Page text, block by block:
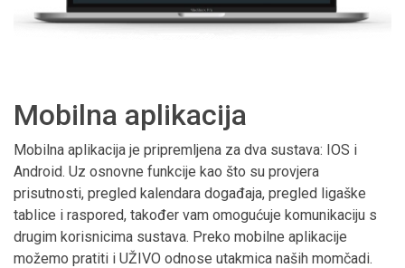
Mobilna aplikacija
Mobilna aplikacija je pripremljena za dva sustava: IOS i
Android. Uz osnovne funkcije kao što su provjera
prisutnosti, pregled kalendara događaja, pregled ligaške
tablice i raspored, također vam omogućuje komunikaciju s
drugim korisnicima sustava. Preko mobilne aplikacije
možemo pratiti i UŽIVO odnose utakmica naših momčadi.